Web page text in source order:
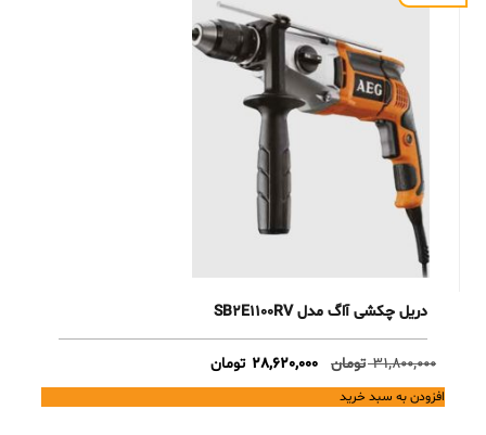
دریل چکشی آاگ مدل SB2E1100RV
31,800,000 تومان
Original
price
was:
28,620,000 تومانCurrent
price
is:
افزودن به سبد خرید